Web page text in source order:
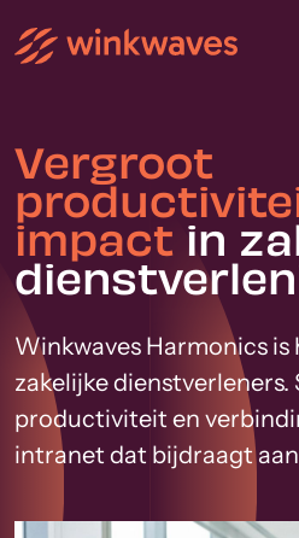
Vergroot
impact in
Winkwaves Harmonics
zakelijke dienstverleners.
productiviteit en
intranet dat bijdraagt